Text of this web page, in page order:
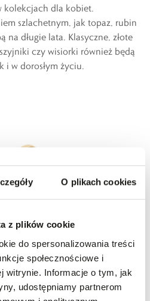
O plikach cookies
z plików cookie
do spersonalizowania treści
społecznościowe i
witrynie. Informacje o tym, jak
udostępniamy partnerom
kolekcjach dla kobiet.
szlachetnym, jak topaz, rubin
na długie lata. Klasyczne, złote
czy wisiorki również będą
i w dorosłym życiu.